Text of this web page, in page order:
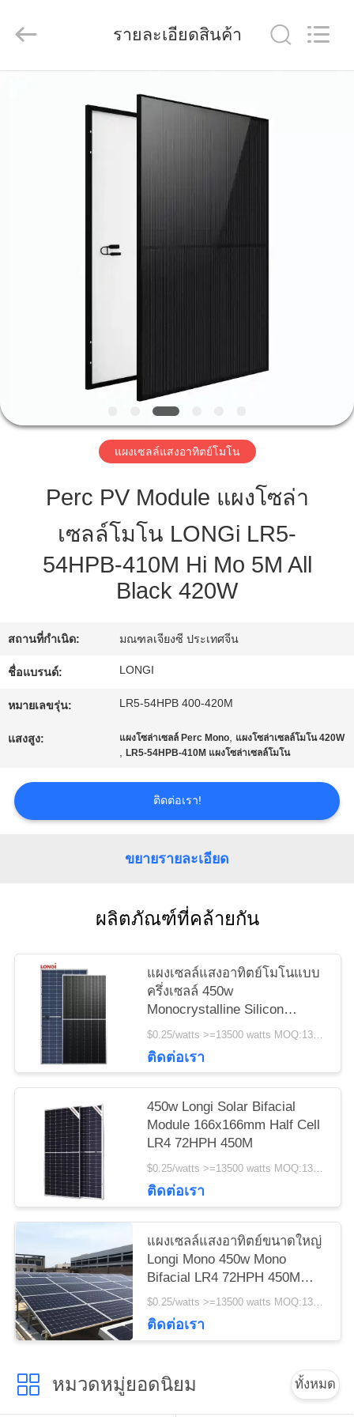
ผลิตภัณฑ์
ทัวร์
โรงงาน
ควบคุม
คุณภาพ
อ้าง
PRIVACY
POLICY
FUZHOU
THINMAX
SOLAR
All
รายละเอียดสินค้า
แผงเซลล์แสงอาทิตย์โมโน
Perc PV Module แผงโซล่า
เซลล์โมโน LONGi LR5-
54HPB-410M Hi Mo 5M All
Black 420W
สถานที่กำเนิด: มณฑลเจียงซี ประเทศจีน
ชื่อแบรนด์: LONGI
หมายเลขรุ่น: LR5-54HPB 400-420M
แสงสูง: แผงโซล่าเซลล์ Perc Mono, แผงโซล่าเซลล์โมโน 420W
,LR5-54HPB-410M แผงโซล่าเซลล์โมโน
ติดต่อเรา!
ขยายรายละเอียด
ผลิตภัณฑ์ที่คล้ายกัน
แผงเซลล์แสงอาทิตย์โมโนแบบ
ครึ่งเซลล์ 450w
Monocrystalline Silicon
LONGI LR4 72HPH 450M รับ
ติดต่อเรา
450w Longi Solar Bifacial
Module 166x166mm Half Cell
LR4 72HPH 450M
$0.25/watts >=13500 watts MOQ:13500 watts
ติดต่อเรา
แผงเซลล์แสงอาทิตย์ขนาดใหญ่
Longi Mono 450w Mono
Bifacial LR4 72HPH 450M
ขายส่ง
$0.25/watts >=13500 watts MOQ:13500วัตต์
ติดต่อเรา
หมวดหมู่ยอดนิยม ทั้งหมด